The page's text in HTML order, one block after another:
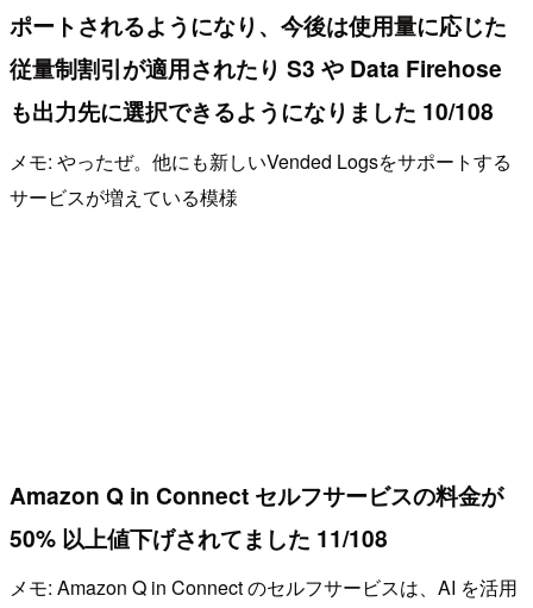
ポートされるようになり、今後は使用量に応じた
従量制割引が適用されたり S3 や Data Firehose
も出力先に選択できるようになりました 10/108
メモ: やったぜ。他にも新しいVended Logsをサポートする
サービスが増えている模様
Amazon Q in Connect セルフサービスの料金が
50% 以上値下げされてました 11/108
メモ: Amazon Q in Connect のセルフサービスは、AI を活用